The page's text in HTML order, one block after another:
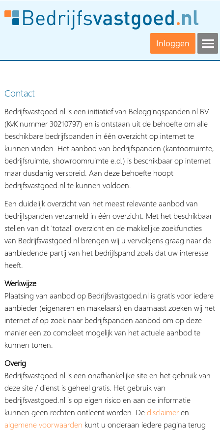
Inloggen
Contact
Bedrijfsvastgoed.nl is een initiatief van Beleggingspanden.nl BV
(KvK nummer 30210797) en is ontstaan uit de behoefte om alle
beschikbare bedrijfspanden in één overzicht op internet te
kunnen vinden. Het aanbod van bedrijfspanden (kantoorruimte,
bedrijfsruimte, showroomruimte e.d.) is beschikbaar op internet
maar dusdanig verspreid. Aan deze behoefte hoopt
bedrijfsvastgoed.nl te kunnen voldoen.
Een duidelijk overzicht van het meest relevante aanbod van
bedrijfspanden verzameld in één overzicht. Met het beschikbaar
stellen van dit 'totaal' overzicht en de makkelijke zoekfuncties
van Bedrijfsvastgoed.nl brengen wij u vervolgens graag naar de
aanbiedende partij van het bedrijfspand zoals dat uw interesse
heeft.
Werkwijze
Plaatsing van aanbod op Bedrijfsvastgoed.nl is gratis voor iedere
aanbieder (eigenaren en makelaars) en daarnaast zoeken wij het
internet af op zoek naar bedrijfspanden aanbod om op deze
manier een zo compleet mogelijk van het actuele aanbod te
kunnen tonen.
Overig
Bedrijfsvastgoed.nl is een onafhankelijke site en het gebruik van
deze site / dienst is geheel gratis. Het gebruik van
bedrijfsvastgoed.nl is op eigen risico en aan de informatie
kunnen geen rechten ontleent worden. Dedisclaimeren
algemene voorwaarden kunt u onderaan iedere pagina terug